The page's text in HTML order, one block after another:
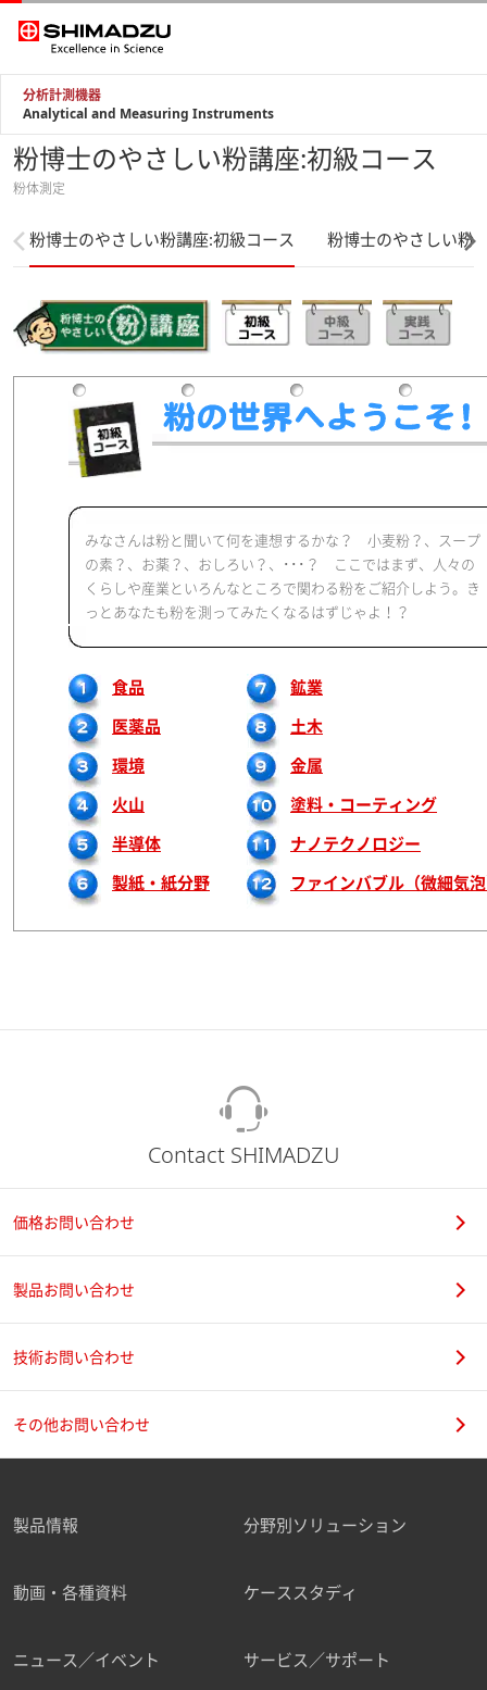
分析計測機器
Analytical and Measuring Instruments
粉博士のやさしい粉講座:初級コース
粉体測定
粉博士のやさしい粉講座:初級コース 粉博士のやさしい粉
みなさんは粉と聞いて何を連想するかな？ 小麦粉？、スープ
の素？、お薬？、おしろい？、･･･？ ここではまず、人々の
くらしや産業といろんなところで関わる粉をご紹介しよう。き
っとあなたも粉を測ってみたくなるはずじゃよ！？
食品
鉱業
医薬品
土木
環境
金属
火山
塗料・コーティング
半導体
ナノテクノロジー
製紙・紙分野
ファインバブル（微細気
Contact SHIMADZU
価格お問い合わせ
製品お問い合わせ
技術お問い合わせ
その他お問い合わせ
製品情報 分野別ソリューション
動画・各種資料 ケーススタディ
ニュース／イベント サービス／サポート